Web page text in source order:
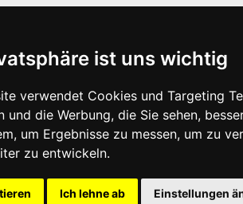
ist uns wichtig
verwendet Cookies und Targeting
und die Werbung, die Sie sehen,
um Ergebnisse zu messen, um zu
zu entwickeln.
Ich lehne ab Einstellungen